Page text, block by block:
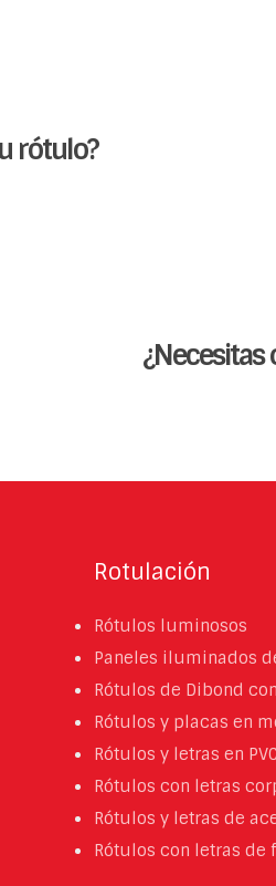
rótulo?​
Rotulación
Rótulos luminosos
Paneles iluminados
Rótulos de Dibond
Rótulos y placas en
Rótulos y letras en PVC
Rótulos con letras
Rótulos y letras de
Rótulos con letras de